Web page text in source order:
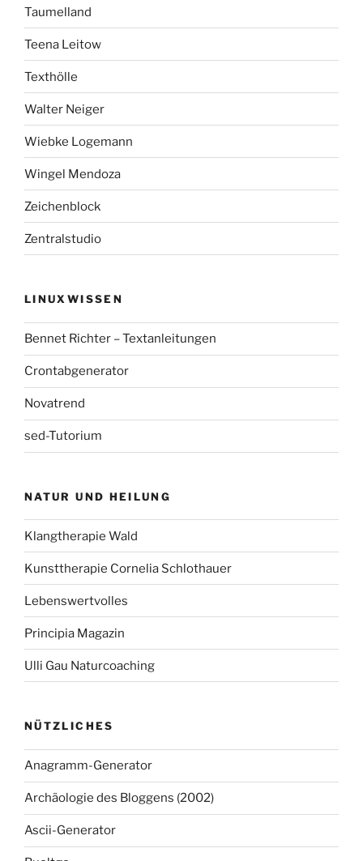
Taumelland
Teena Leitow
Texthölle
Walter Neiger
Wiebke Logemann
Wingel Mendoza
Zeichenblock
Zentralstudio
LINUXWISSEN
Bennet Richter – Textanleitungen
Crontabgenerator
Novatrend
sed-Tutorium
NATUR UND HEILUNG
Klangtherapie Wald
Kunsttherapie Cornelia Schlothauer
Lebenswertvolles
Principia Magazin
Ulli Gau Naturcoaching
NÜTZLICHES
Anagramm-Generator
Archäologie des Bloggens (2002)
Ascii-Generator